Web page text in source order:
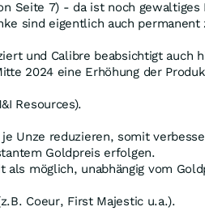
Seite 7) - da ist noch
sind eigentlich auch
und Calibre beabsichtigt auch
2024 eine Erhöhung der
Resources).
Unze reduzieren, somit
Goldpreis erfolgen.
möglich, unabhängig vom
Coeur, First Majestic u.a.).